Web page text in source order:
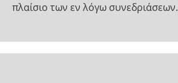
πλαίσιο των εν λόγω συνεδριάσεων.